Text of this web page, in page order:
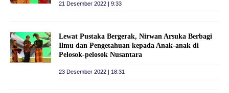
21 Desember 2022 | 9:33
Lewat Pustaka Bergerak, Nirwan Arsuka Berbagi
Ilmu dan Pengetahuan kepada Anak-anak di
Pelosok-pelosok Nusantara
23 Desember 2022 | 18:31